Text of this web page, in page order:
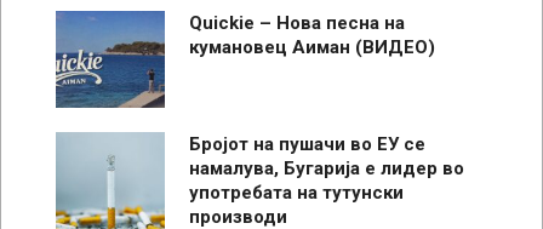
Quickie – Нова песна на
кумановец Аиман (ВИДЕО)
Бројот на пушачи во ЕУ се
намалува, Бугарија е лидер во
употребата на тутунски
производи